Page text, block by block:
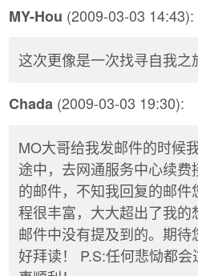
MY-Hou (2009-03-03 14:43):
这次更像是一次找寻自我之
Chada (2009-03-03 19:30):
MO大哥给我发邮件的时候
途中，去网通服务中心续
的邮件，不知我回复的邮
程很丰富，大大超出了我
邮件中没有提及到的。期
好拜读！ P.S:任何悲恸都